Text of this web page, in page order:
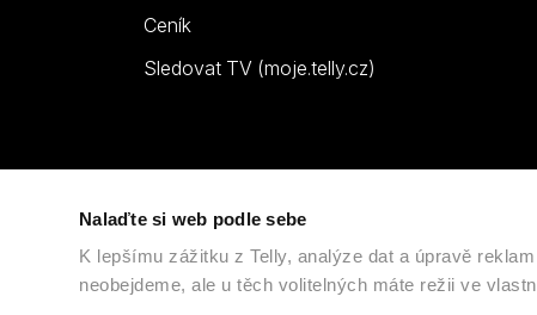
Nalaďte si web podle sebe
K lepšímu zážitku z Telly, analýze dat a úpravě
neobejdeme, ale u těch volitelných máte režii ve
Ceník
Sledovat TV (moje.telly.cz)
, člen skupiny LAMA ENERGY GROUP | Všechna práva